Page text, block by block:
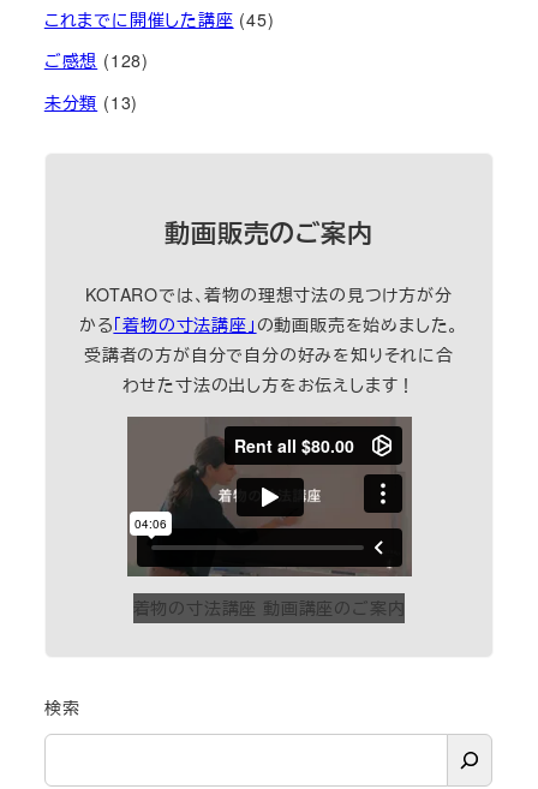
これまでに開催した講座 (45)
ご感想 (128)
未分類 (13)
動画販売のご案内
KOTAROでは、着物の理想寸法の見つけ方が分
かる「着物の寸法講座」 の動画販売を始めました。
受講者の方が自分で自分の好みを知りそれに合
わせた寸法の出し方をお伝えします！
着物の寸法講座 動画講座のご案内
検索